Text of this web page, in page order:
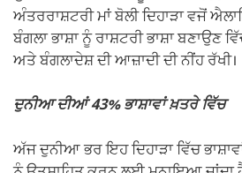
ਅੰਤਰਰਾਸ਼ਟਰੀ ਮਾਂ ਬੋਲੀ ਦਿਹਾੜਾ ਵਜੋਂ
ਬੰਗਲਾ ਭਾਸ਼ਾ ਨੂੰ ਰਾਸ਼ਟਰੀ ਭਾਸ਼ਾ ਬਣਾਉਣ
ਅਤੇ ਬੰਗਲਾਦੇਸ਼ ਦੀ ਆਜ਼ਾਦੀ ਦੀ ਨੀਂਹ ਰੱਖੀ।
ਦੁਨੀਆ ਦੀਆਂ 43% ਭਾਸ਼ਾਵਾਂ ਖ਼ਤਰੇ ਵਿੱਚ
ਅੱਜ ਦੁਨੀਆ ਭਰ ਇਹ ਦਿਹਾੜਾ ਵਿੱਚ